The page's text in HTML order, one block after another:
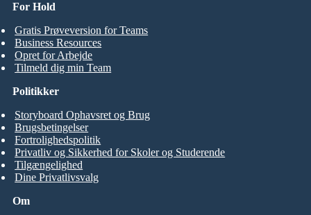
For Hold
Gratis Prøveversion for Teams
Business Resources
Opret for Arbejde
Tilmeld dig min Team
Om
Politikker
Storyboard Ophavsret og Brug
Brugsbetingelser
Fortrolighedspolitik
Privatliv og Sikkerhed for Skoler og Studerende
Tilgængelighed
Dine Privatlivsvalg